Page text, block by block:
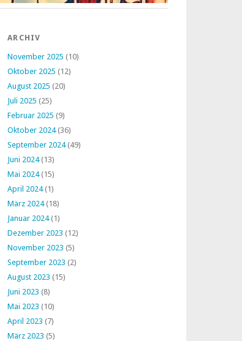
ARCHIV
November 2025 (10)
Oktober 2025 (12)
August 2025 (20)
Juli 2025 (25)
Februar 2025 (9)
Oktober 2024(36)
September 2024(49)
Juni 2024(13)
Mai 2024(15)
April 2024(1)
März 2024(18)
Januar 2024(1)
Dezember 2023 (12)
November 2023 (5)
September 2023 (2)
August 2023 (15)
Juni 2023 (8)
Mai 2023 (10)
April 2023 (7)
März 2023 (5)